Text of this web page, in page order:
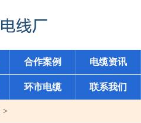
合作案例 电缆资讯
环市电缆 联系我们
>